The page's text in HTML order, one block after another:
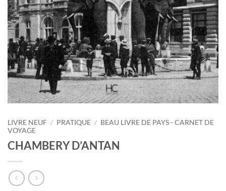
LIVRE NEUF / PRATIQUE / BEAU LIVRE DE PAYS - CARNET DE
VOYAGE
CHAMBERY D’ANTAN